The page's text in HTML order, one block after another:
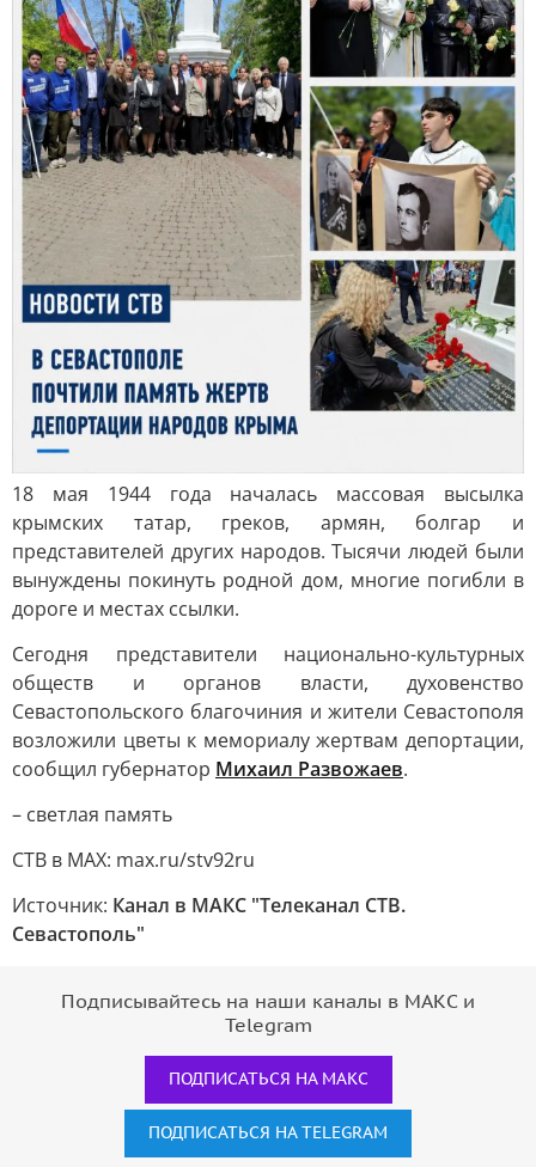
18 мая 1944 года началась массовая высылка
крымских татар, греков, армян, болгар и
представителей других народов. Тысячи людей были
вынуждены покинуть родной дом, многие погибли в
дороге и местах ссылки.
Сегодня представители национально-культурных
обществ и органов власти, духовенство
Севастопольского благочиния и жители Севастополя
возложили цветы к мемориалу жертвам депортации,
сообщил губернатор Михаил Развожаев.
– светлая память
СТВ в MAX: max.ru/stv92ru
Источник: Канал в МАКС "Телеканал CТВ.
Севастополь"
Подписывайтесь на наши каналы в МАКС и
Telegram
ПОДПИСАТЬСЯ НА МАКС
ПОДПИСАТЬСЯ НА TELEGRAM